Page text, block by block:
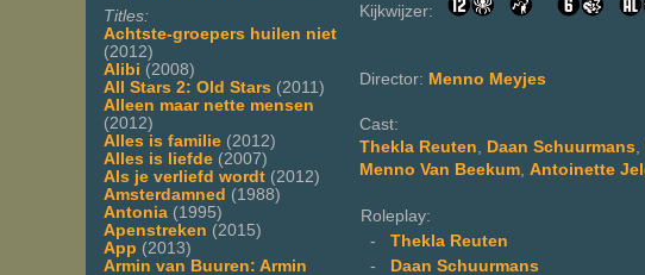
Titles:
Achtste-groepers huilen niet
(2012)
Alibi (2008)
All Stars 2: Old Stars (2011)
Alleen maar nette mensen
(2012)
Alles is familie (2012)
Alles is liefde (2007)
Als je verliefd wordt (2012)
Amsterdamned (1988)
Antonia (1995)
Apenstreken (2015)
App (2013)
Armin van Buuren: Armin
Kijkwijzer:
Director: Menno Meyjes
Cast:
Thekla Reuten
Daan Schuurmans
Menno Van Beekum Antoinette
Roleplay:
- Thekla Reuten
-
Daan Schuurmans